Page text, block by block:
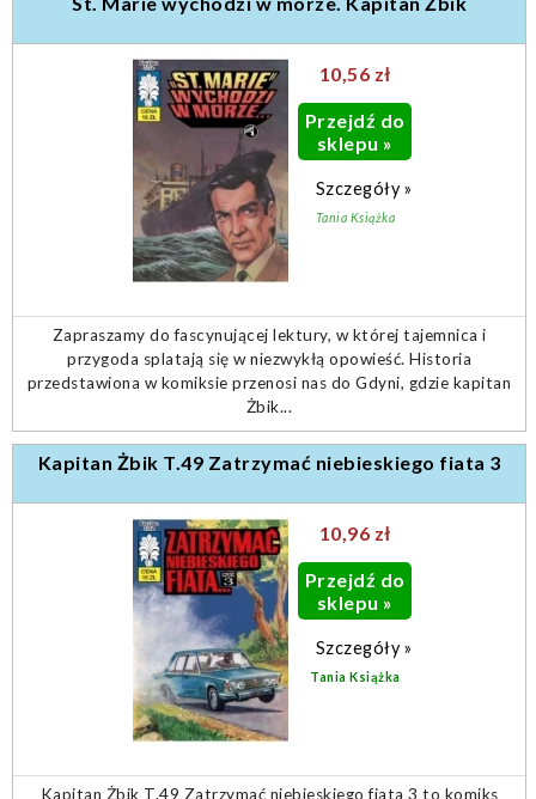
10,56 zł
Przejdź do
sklepu »
Szczegóły »
Tania Książka
Zapraszamy do fascynującej lektury, w której tajemnica i
przygoda splatają się w niezwykłą opowieść. Historia
przedstawiona w komiksie przenosi nas do Gdyni, gdzie kapitan
Żbik...
Kapitan Żbik T.49 Zatrzymać niebieskiego fiata 3
10,96 zł
Przejdź do
sklepu »
Szczegóły »
Tania Książka
Kapitan Żbik T.49 Zatrzymać niebieskiego fiata 3 to komiks